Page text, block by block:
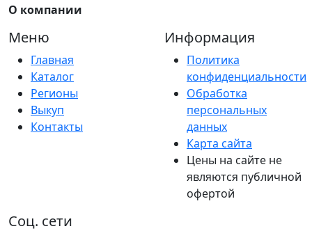
О компании
Меню
Главная
Каталог
Регионы
Выкуп
Контакты
Информация
Политика
конфиденциальности
Обработка
персональных
данных
Карта сайта
Цены на сайте не
являются публичной
офертой
Соц. сети